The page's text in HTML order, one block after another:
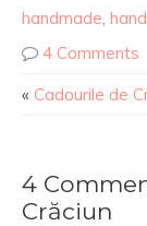
handmade,
4 Comments
« Cadourile de
4
Crăciun